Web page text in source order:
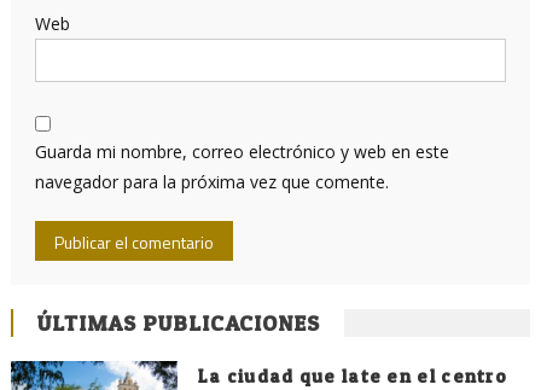
Web
Guarda mi nombre, correo electrónico y web en este
navegador para la próxima vez que comente.
ÚLTIMAS PUBLICACIONES
La ciudad que late en el centro